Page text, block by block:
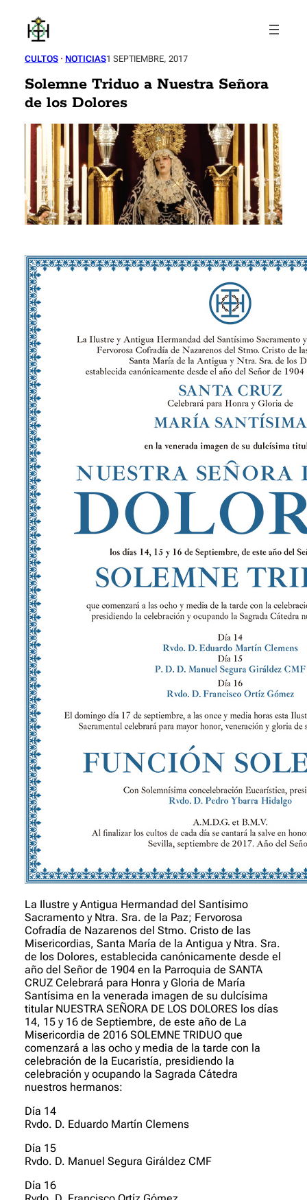
contenido
CULTOS · NOTICIAS1 SEPTIEMBRE, 2017
Solemne Triduo a Nuestra Señora
de los Dolores
La Ilustre y Antigua Hermandad del Santísimo
Sacramento y Ntra. Sra. de la Paz; Fervorosa
Cofradía de Nazarenos del Stmo. Cristo de las
Misericordias, Santa María de la Antigua y Ntra. Sra.
de los Dolores, establecida canónicamente desde el
año del Señor de 1904 en la Parroquia de SANTA
CRUZ Celebrará para Honra y Gloria de María
Santísima en la venerada imagen de su dulcísima
titular NUESTRA SEÑORA DE LOS DOLORES los días
14, 15 y 16 de Septiembre, de este año de La
Misericordia de 2016 SOLEMNE TRIDUO que
comenzará a las ocho y media de la tarde con la
celebración de la Eucaristía, presidiendo la
celebración y ocupando la Sagrada Cátedra
nuestros hermanos:
Día 14
Rvdo. D. Eduardo Martín Clemens
Día 15
Rvdo. D. Manuel Segura Giráldez CMF
Día 16